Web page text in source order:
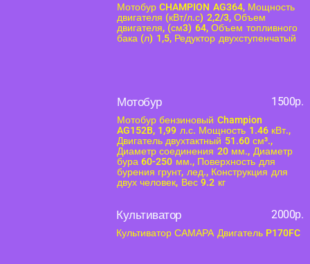
Мотобур CHAMPION AG364, Мощность
двигателя (кВт/л.с) 2,2/3, Объем
двигателя, (см3) 64, Объем топливного
бака (л) 1,5, Редуктор двухступенчатый
Мотобур 1500р.
Мотобур бензиновый Champion
AG152B, 1,99 л.с. Мощность 1.46 кВт.,
Двигатель двухтактный 51.60 см³.,
Диаметр соединения 20 мм., Диаметр
бура 60-250 мм., Поверхность для
бурения грунт, лед., Конструкция для
двух человек, Вес 9.2 кг
Культиватор 2000р.
Культиватор САМАРА Двигатель P170FC